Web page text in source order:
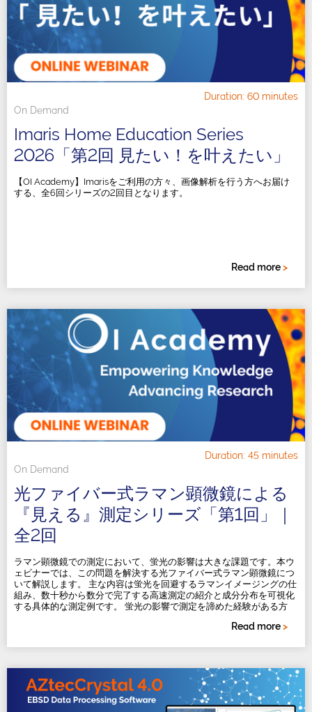
On Demand
Duration: 60 minutes
Imaris Home Education Series
2026「第2回 見たい！を叶えたい」
【OI Academy】Imarisをご利用の方々、画像解析を行う方へお届け
する、全6回シリーズの2回目となります。
Read more>
On Demand
Duration: 45 minutes
光ファイバー式ラマン顕微鏡による
『見える』測定シリーズ「第1回」｜
全2回
ラマン顕微鏡での測定において、蛍光の影響は大きな課題です。本ウ
ェビナーでは、この問題を解決する光ファイバー式ラマン顕微鏡につ
いて解説します。 主な内容は蛍光を回避するラマンイメージングの仕
組み、数十秒から数分で完了する高速測定の紹介と成分分布を可視化
する具体的な測定例です。 蛍光の影響で測定を諦めた経験がある方
Read more>